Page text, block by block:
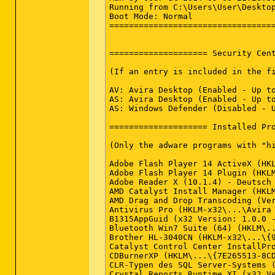
Handler-x32: gopher - {79eac9e4-
Tcpip\Parameters:
FF ProfilePath:
FF SearchEngineOrder.1:
FF Homepage: hxxp://www.msn.com/
FF Keyword.URL: hxxp://
FF Plugin: @adobe.com/FlashPlayer
FF Plugin: @microsoft.com/
FF Plugin-x32: @java.com/
FF Plugin-x32: @Microsoft.com/
FF Plugin-x32: @microsoft.com/
FF Plugin-x32: @microsoft.com/
FF Plugin-x32: @nvidia.com/
FF Plugin-x32: @nvidia.com/
FF Plugin-x32: Adobe Reader ->
FF SearchPlugin:
FF SearchPlugin: C:\Program
FF SearchPlugin: C:\Program
FF SearchPlugin: C:\Program
FF SearchPlugin: C:\Program
Running from
Boot Mode: Normal
==================== Security
(If an entry is included in the
AV: Avira Desktop (Enabled - Up to
AS: Avira Desktop (Enabled - Up to
AS: Windows Defender (Disabled -
==================== Installed
(Only the adware programs with
Adobe Flash Player 14 ActiveX
Adobe Flash Player 14 Plugin
Adobe Reader X (10.1.4) - Deutsch
AMD Catalyst Install Manager
AMD Drag and Drop Transcoding
Antivirus Pro (HKLM-
B1315AppGuid (x32 Version: 1.0.0 -
Bluetooth Win7 Suite (64)
Brother HL-3040CN (HKLM-
Catalyst Control Center
CDBurnerXP (HKLM\...\{7E265513-
CLR-Typen des SQL Server-